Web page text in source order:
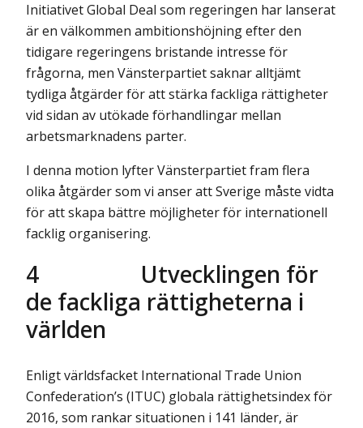
Initiativet Global Deal som regeringen har lanserat
är en välkommen ambitionshöjning efter den
tidigare regeringens bristande intresse för
frågorna, men Vänsterpartiet saknar alltjämt
tydliga åtgärder för att stärka fackliga rättigheter
vid sidan av utökade förhandlingar mellan
arbetsmarknadens parter.
I denna motion lyfter Vänsterpartiet fram flera
olika åtgärder som vi anser att Sverige måste vidta
för att skapa bättre möjligheter för internationell
facklig organisering.
4 Utvecklingen för
de fackliga rättigheterna i
världen
Enligt världsfacket International Trade Union
Confederation’s (ITUC) globala rättighetsindex för
2016, som rankar situationen i 141 länder, är